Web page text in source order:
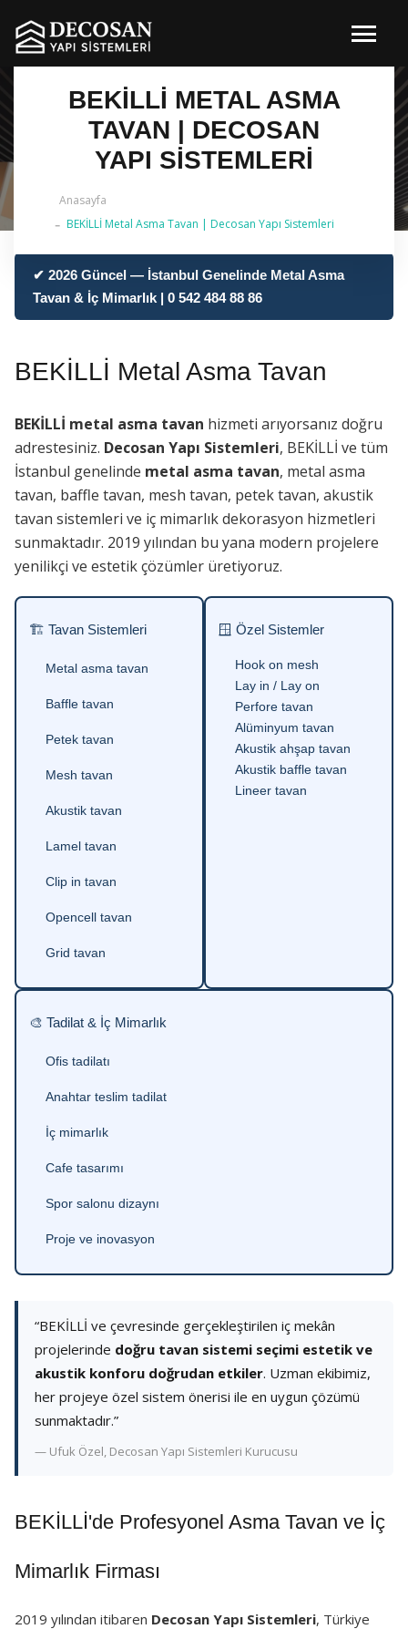
BEKİLLİ METAL ASMA
TAVAN | DECOSAN
YAPI SISTEMLERI
Anasayfa
BEKİLLİ Metal Asma Tavan | Decosan Yapı Sistemleri
✔ 2026 Güncel — İstanbul Genelinde Metal Asma
Tavan & İç Mimarlık | 0 542 484 88 86
BEKİLLİ Metal Asma Tavan
BEKİLLİ metal asma tavan hizmeti arıyorsanız doğru
adrestesiniz. Decosan Yapı Sistemleri, BEKİLLİ ve tüm
İstanbul genelinde metal asma tavan, metal asma
tavan, baffle tavan, mesh tavan, petek tavan, akustik
tavan sistemleri ve iç mimarlık dekorasyon hizmetleri
sunmaktadır. 2019 yılından bu yana modern projelere
yenilikçi ve estetik çözümler üretiyoruz.
🏗 Tavan Sistemleri
Metal asma tavan
Baffle tavan
Petek tavan
Mesh tavan
Akustik tavan
Lamel tavan
Clip in tavan
Opencell tavan
Grid tavan
🪟 Özel Sistemler
Hook on mesh
Lay in / Lay on
Perfore tavan
Alüminyum tavan
Akustik ahşap tavan
Akustik baffle tavan
Lineer tavan
🎨 Tadilat & İç Mimarlık
Ofis tadilatı
Anahtar teslim tadilat
İç mimarlık
Cafe tasarımı
Spor salonu dizaynı
Proje ve inovasyon
“BEKİLLİ ve çevresinde gerçekleştirilen iç mekân
projelerinde doğru tavan sistemi seçimi estetik ve
akustik konforu doğrudan etkiler. Uzman ekibimiz,
her projeye özel sistem önerisi ile en uygun çözümü
sunmaktadır.”
— Ufuk Özel, Decosan Yapı Sistemleri Kurucusu
BEKİLLİ'de Profesyonel Asma Tavan ve İç
Mimarlık Firması
2019 yılından itibaren Decosan Yapı Sistemleri, Türkiye